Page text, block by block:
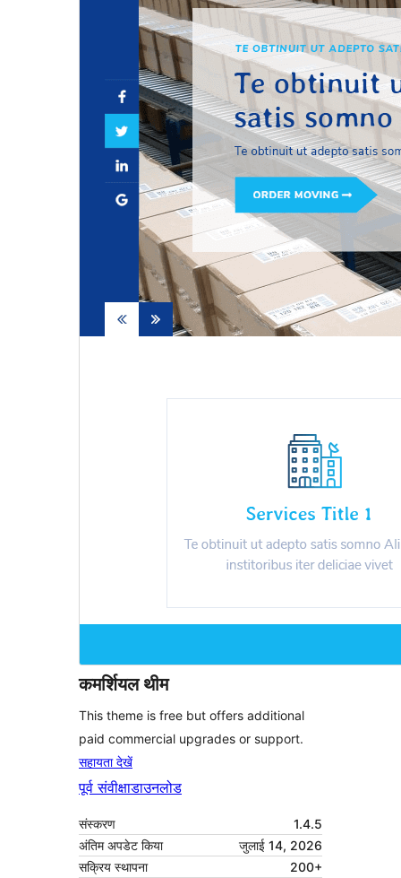
कमर्शियल थीम
This theme is free but offers additional
paid commercial upgrades or support.
सहायता देखें
पूर्व संवीक्षाडाउनलोड
संस्करण
1.4.5
अंतिम अपडेट किया
जुलाई 14, 2026
सक्रिय स्थापना
200+